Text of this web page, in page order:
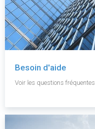
Besoin d'aide
Voir les questions fréquentes.